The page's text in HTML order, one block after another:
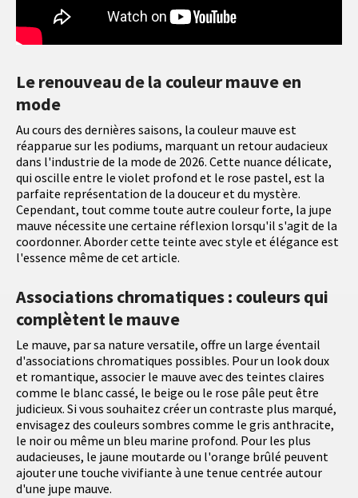
Le renouveau de la couleur mauve en
mode
Au cours des dernières saisons, la couleur mauve est
réapparue sur les podiums, marquant un retour audacieux
dans l'industrie de la mode de 2026. Cette nuance délicate,
qui oscille entre le violet profond et le rose pastel, est la
parfaite représentation de la douceur et du mystère.
Cependant, tout comme toute autre couleur forte, la jupe
mauve nécessite une certaine réflexion lorsqu'il s'agit de la
coordonner. Aborder cette teinte avec style et élégance est
l'essence même de cet article.
Associations chromatiques : couleurs qui
complètent le mauve
Le mauve, par sa nature versatile, offre un large éventail
d'associations chromatiques possibles. Pour un look doux
et romantique, associer le mauve avec des teintes claires
comme le blanc cassé, le beige ou le rose pâle peut être
judicieux. Si vous souhaitez créer un contraste plus marqué,
envisagez des couleurs sombres comme le gris anthracite,
le noir ou même un bleu marine profond. Pour les plus
audacieuses, le jaune moutarde ou l'orange brûlé peuvent
ajouter une touche vivifiante à une tenue centrée autour
d'une jupe mauve.